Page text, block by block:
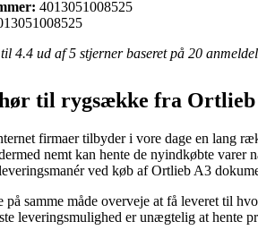
4013051008525
til 4.4 ud af 5 stjerner baseret på 20
til rygsække fra Ortlieb
firmaer tilbyder i vore dage en lang
nemt kan hente de nyindkøbte varer
ved køb af Ortlieb A3
på samme måde overveje at få leveret til
leveringsmulighed er unægtelig at hente